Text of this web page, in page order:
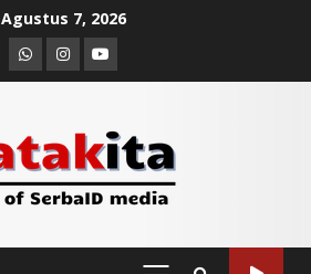
Agustus 7, 2026
Whatsapp
Instagram
Youtube